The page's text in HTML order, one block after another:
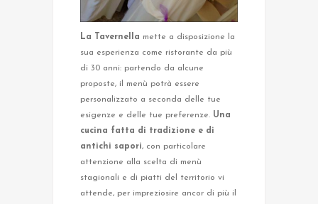
La Tavernella mette a disposizione la
sua esperienza come ristorante da più
di 30 anni: partendo da alcune
proposte, il menù potrà essere
personalizzato a seconda delle tue
esigenze e delle tue preferenze. Una
cucina fatta di tradizione e di
antichi sapori, con particolare
attenzione alla scelta di menù
stagionali e di piatti del territorio vi
attende, per impreziosire ancor di più il